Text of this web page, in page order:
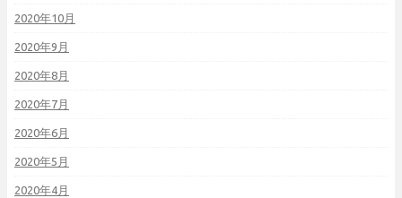
2020年10月
2020年9月
2020年8月
2020年7月
2020年6月
2020年5月
2020年4月